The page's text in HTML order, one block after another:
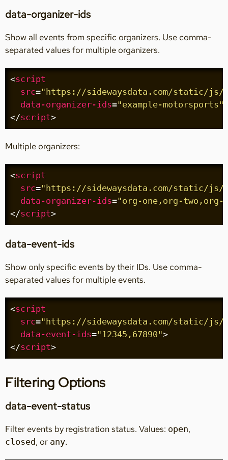
data-organizer-ids
Show all events from specific organizers. Use comma-
separated values for multiple organizers.
<script
src="https://sidewaysdata.com/static/js/
data-organizer-ids="example-motorsports"
</script>
Multiple organizers:
<script
src="https://sidewaysdata.com/static/js/
data-organizer-ids="org-one,org-two,org-
</script>
data-event-ids
Show only specific events by their IDs. Use comma-
separated values for multiple events.
<script
src="https://sidewaysdata.com/static/js/
data-event-ids="12345,67890">
</script>
Filtering Options
data-event-status
Filter events by registration status. Values: open,
closed, or any.